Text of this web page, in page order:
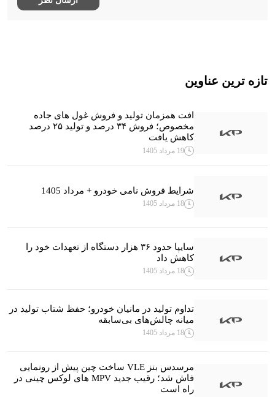
تازه ترین عناوین
افت همزمان تولید و فروش غول های جاده
مخصوص؛ فروش ۳۴ درصد و تولید ۲۵ درصد
کاهش یافت
19 مرداد 1405
شرایط فروش نامی خودرو + مرداد 1405
18 مرداد 1405
سایپا حدود ۳۶ هزار دستگاه از تعهدات خود را
کاهش داد
18 مرداد 1405
تداوم تولید در مانیان خودرو؛ حفظ شتاب تولید در
میانه چالش‌های بی‌سابقه
18 مرداد 1405
مرسدس بنز VLE ساخت چین پیش از رونمایی
فاش شد؛ رقیب جدید MPV های لوکس چینی در
راه است